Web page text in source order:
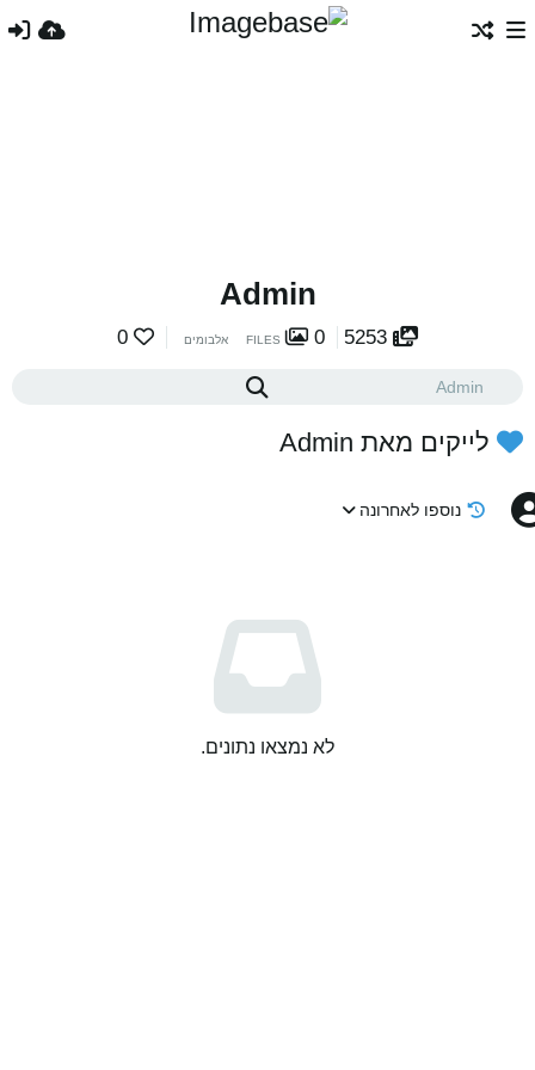
Admin
5253
FILES 0 אלבומים 0
לייקים מאת Admin
נוספו לאחרונה
לא נמצאו נתונים.